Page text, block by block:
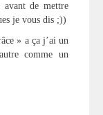
avant de mettre
je vous dis ;))
» a ça j’ai un
comme un